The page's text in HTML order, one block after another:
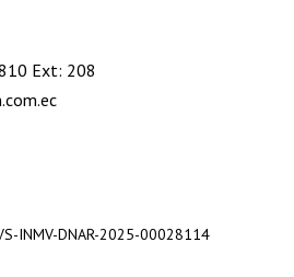
Ext: 208
INMV-DNAR-2025-00028114